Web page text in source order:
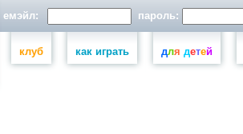
емэйл: пароль:
клуб как играть для детей